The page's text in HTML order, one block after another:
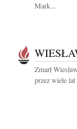
Mark...
Zmarł
przez wiele lat